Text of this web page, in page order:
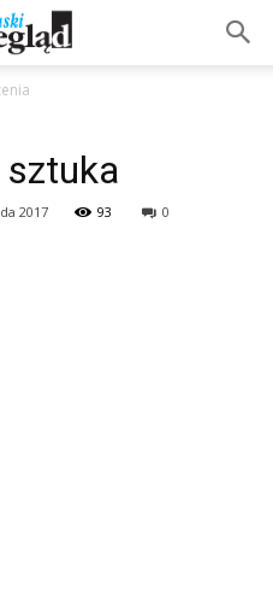
sztuka
2017 93 0